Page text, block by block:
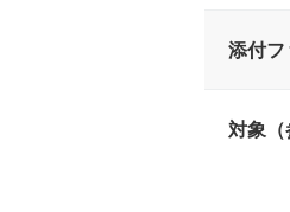
添付フ
対象（